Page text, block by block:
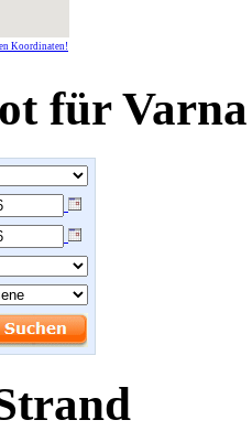
Koordinaten!
für Varna